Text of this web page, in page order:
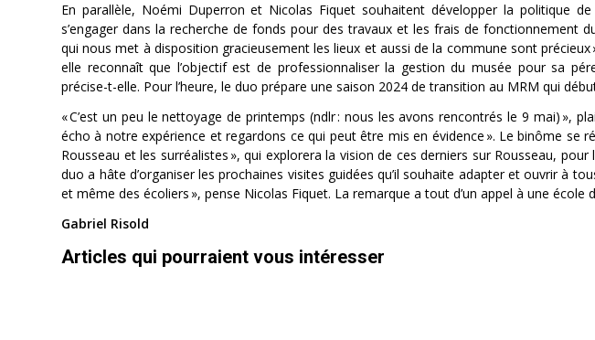
En parallèle, Noémi Duperron et Nicolas Fiquet souhaitent développer la politique
s’engager dans la recherche de fonds pour des travaux et les frais de fonctionnement
qui nous met à disposition gracieusement les lieux et aussi de la commune sont précieux
elle reconnaît que l’objectif est de professionnaliser la gestion du musée pour sa
précise-t-elle. Pour l’heure, le duo prépare une saison 2024 de transition au MRM qui
« C’est un peu le nettoyage de printemps (ndlr : nous les avons rencontrés le 9 mai) »,
écho à notre expérience et regardons ce qui peut être mis en évidence ». Le binôme se
Rousseau et les surréalistes », qui explorera la vision de ces derniers sur Rousseau,
duo a hâte d’organiser les prochaines visites guidées qu’il souhaite adapter et ouvrir à
et même des écoliers », pense Nicolas Fiquet. La remarque a tout d’un appel à une école
Gabriel Risold
Articles qui pourraient vous intéresser